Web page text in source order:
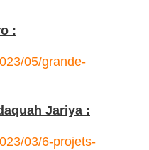
:
05/grande-
Jariya :
03/6-projets-